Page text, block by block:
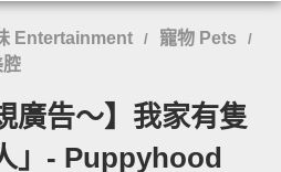
Entertainment / 寵物 Pets /
腔
廣告～】我家有隻
」- Puppyhood